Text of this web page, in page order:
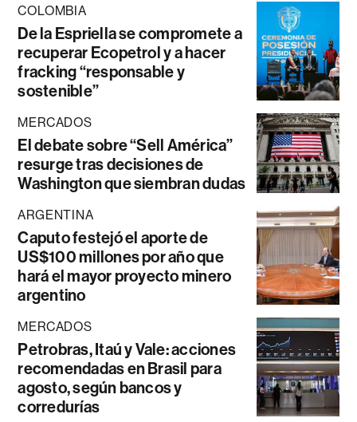
COLOMBIA
De la Espriella se compromete a
recuperar Ecopetrol y a hacer
fracking “responsable y
sostenible”
MERCADOS
El debate sobre “Sell América”
resurge tras decisiones de
Washington que siembran dudas
ARGENTINA
Caputo festejó el aporte de
US$100 millones por año que
hará el mayor proyecto minero
argentino
MERCADOS
Petrobras, Itaú y Vale: acciones
recomendadas en Brasil para
agosto, según bancos y
corredurías